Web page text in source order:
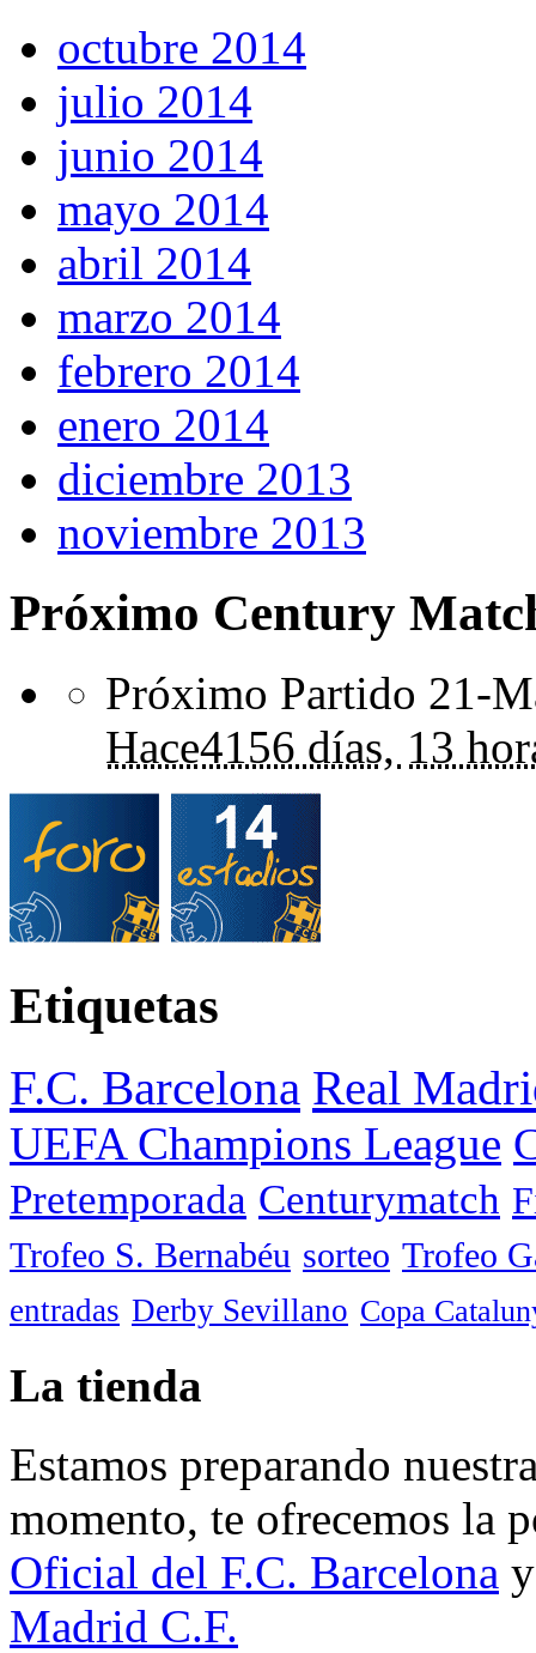
octubre 2014
julio 2014
junio 2014
mayo 2014
abril 2014
marzo 2014
febrero 2014
enero 2014
diciembre 2013
noviembre 2013
Próximo Century
Próximo Partido 21-
Hace4156 días, 13
Etiquetas
F.C. Barcelona Real
UEFA Champions League
Pretemporada Centurymatch
Trofeo S. Bernabéu sorteo Trofeo
entradas Derby Sevillano Copa
La tienda
Estamos preparando
momento, te ofrecemos la
Oficial del F.C. Barcelona
Madrid C.F.